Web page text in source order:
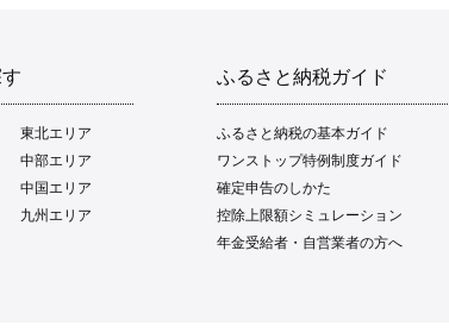
東北エリア
中部エリア
中国エリア
九州エリア
ふるさと納税ガイド
ふるさと納税の基本ガイド
ワンストップ特例制度ガイド
確定申告のしかた
控除上限額シミュレーション
年金受給者・自営業者の方へ